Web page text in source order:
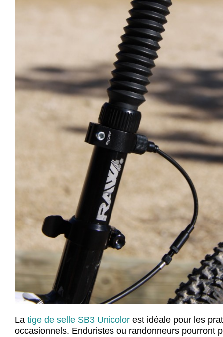
La tige de selle SB3 Unicolor est idéale pour les
occasionnels. Enduristes ou randonneurs pourront